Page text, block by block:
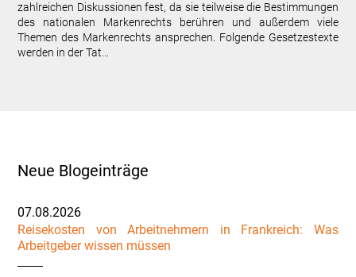
zahlreichen Diskussionen fest, da sie teilweise die Bestimmungen
des nationalen Markenrechts berühren und außerdem viele
Themen des Markenrechts ansprechen. Folgende Gesetzestexte
werden in der Tat…
Neue Blogeinträge
07.08.2026
Reisekosten von Arbeitnehmern in Frankreich: Was
Arbeitgeber wissen müssen